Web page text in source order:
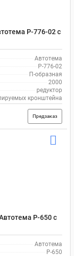
Р-776-02 с
Автотема
Р-776-02
П-образная
2000
редуктор
кронштейна
Предзаказ
Р-650 с
Автотема
Р-650